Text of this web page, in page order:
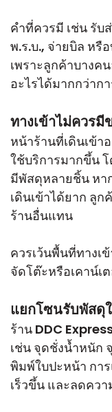
คำที่ควรมี เช่น รับ
พ.ร.บ., จ่ายบิล หรื
เพราะลูกค้าบางค
อะไรได้มากกว่าก
ทางเข้าไม่ควรมี
หน้าร้านที่เดินเข้า
ใช้บริการมากขึ้น
มีพัสดุหลายชิ้น หา
เดินเข้าได้ยาก ลู
ร้านอื่นแทน
ควรเว้นพื้นที่ทางเ
จัดโต๊ะหรือเคาน์เ
แยกโซนรับพัสดุ
ร้าน DDC
เช่น จุดชั่งน้ำหนัก
พิมพ์ใบปะหน้า กา
เร็วขึ้น และลดคว